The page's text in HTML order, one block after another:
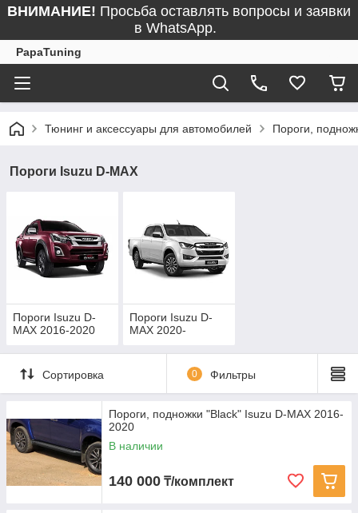
ВНИМАНИЕ! Просьба оставлять вопросы и заявки
в WhatsApp.
PapaTuning
Тюнинг и аксессуары для автомобилей Пороги,
Пороги Isuzu D-MAX
Пороги Isuzu D-
MAX 2016-2020
Пороги Isuzu D-
MAX 2020-
Сортировка 0 Фильтры
Пороги, подножки "Black" Isuzu D-MAX 2016-
2020
В наличии
140 000 ₸/комплект